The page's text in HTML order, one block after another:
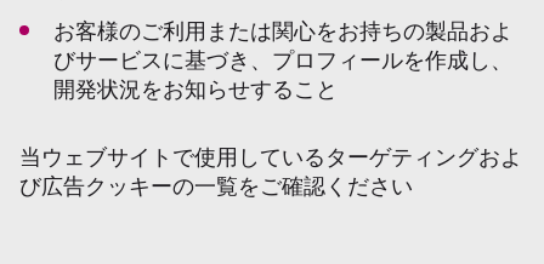
お客様のご利用または関心をお持ちの製品およ
びサービスに基づき、プロフィールを作成し、
開発状況をお知らせすること
当ウェブサイトで使用しているターゲティングおよ
び広告クッキーの一覧をご確認ください